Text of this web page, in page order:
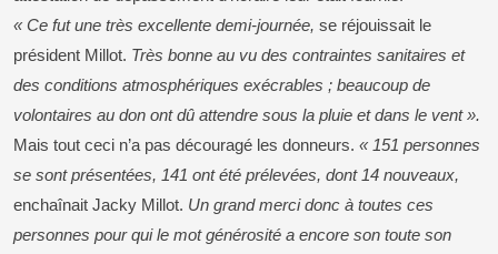
« Ce fut une très excellente demi-journée, se réjouissait le
président Millot. Très bonne au vu des contraintes sanitaires et
des conditions atmosphériques exécrables ; beaucoup de
volontaires au don ont dû attendre sous la pluie et dans le vent ».
Mais tout ceci n’a pas découragé les donneurs. « 151 personnes
se sont présentées, 141 ont été prélevées, dont 14 nouveaux,
enchaînait Jacky Millot. Un grand merci donc à toutes ces
personnes pour qui le mot générosité a encore son toute son